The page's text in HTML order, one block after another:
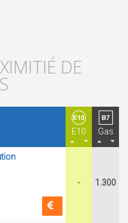
DE
E10 Gas
- 1.300